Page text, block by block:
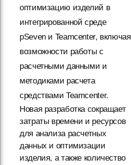
оптимизацию изделий в
интегрированной среде
pSeven и Teamcenter, включая
возможности работы с
расчетными данными и
методиками расчета
средствами Teamcenter.
Новая разработка сокращает
затраты времени и ресурсов
для анализа расчетных
данных и оптимизации
изделия, а также количество